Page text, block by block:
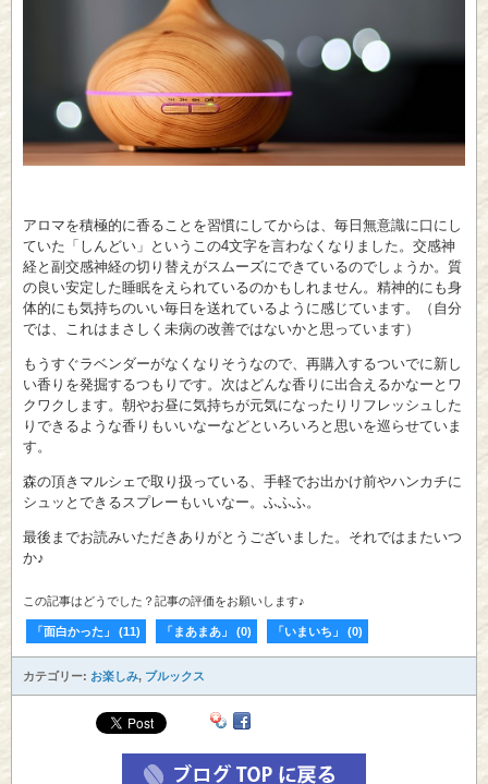
アロマを積極的に香ることを習慣にしてからは、毎日無意識に口にし
ていた「しんどい」というこの4文字を言わなくなりました。交感神
経と副交感神経の切り替えがスムーズにできているのでしょうか。質
の良い安定した睡眠をえられているのかもしれません。精神的にも身
体的にも気持ちのいい毎日を送れているように感じています。（自分
では、これはまさしく未病の改善ではないかと思っています）
もうすぐラベンダーがなくなりそうなので、再購入するついでに新し
い香りを発掘するつもりです。次はどんな香りに出合えるかなーとワ
クワクします。朝やお昼に気持ちが元気になったりリフレッシュした
りできるような香りもいいなーなどといろいろと思いを巡らせていま
す。
森の頂きマルシェで取り扱っている、手軽でお出かけ前やハンカチに
シュッとできるスプレーもいいなー。ふふふ。
最後までお読みいただきありがとうございました。それではまたいつ
か♪
この記事はどうでした？記事の評価をお願いします♪
「面白かった」 (11) 「まあまあ」 (0) 「いまいち」 (0)
カテゴリー: お楽しみ, ブルックス